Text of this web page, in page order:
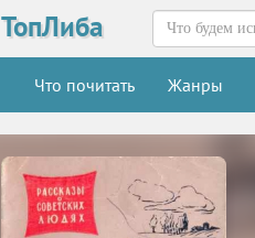
ТопЛиба
Что почитать Жанры